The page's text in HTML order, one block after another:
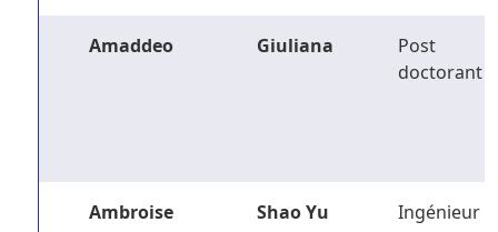
Amaddeo Giuliana
Post
doctorant
Ambroise Shao Yu Ingénieur